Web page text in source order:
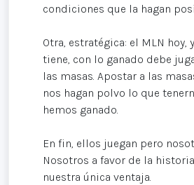
condiciones que la hagan
Otra, estratégica: el MLN hoy,
tiene, con lo ganado debe
las masas. Apostar a las
nos hagan polvo lo que
hemos ganado.
En fin, ellos juegan pero
Nosotros a favor de la
nuestra única ventaja.